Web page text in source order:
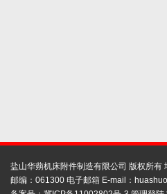
盐山华蒴机床附件制造有限公司 版权所有
邮编：061300 电子邮箱 E-mail：